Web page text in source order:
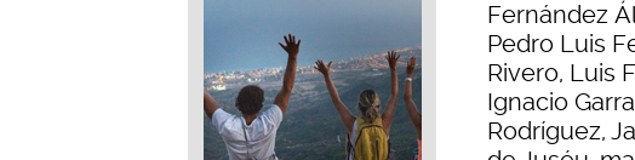
Fernández
Pedro Luis
Rivero, Luis
Ignacio
Rodríguez,